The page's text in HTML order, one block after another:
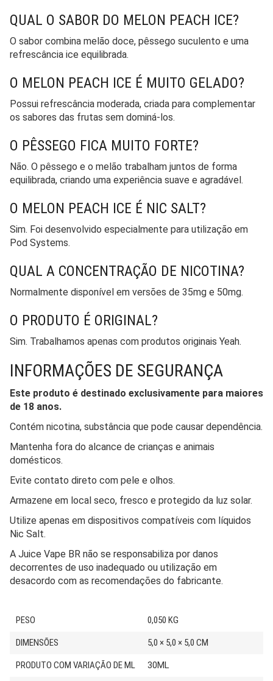
QUAL O SABOR DO MELON PEACH ICE?
O sabor combina melão doce, pêssego suculento e uma
refrescância ice equilibrada.
O MELON PEACH ICE É MUITO GELADO?
Possui refrescância moderada, criada para complementar
os sabores das frutas sem dominá-los.
O PÊSSEGO FICA MUITO FORTE?
Não. O pêssego e o melão trabalham juntos de forma
equilibrada, criando uma experiência suave e agradável.
O MELON PEACH ICE É NIC SALT?
Sim. Foi desenvolvido especialmente para utilização em
Pod Systems.
QUAL A CONCENTRAÇÃO DE NICOTINA?
Normalmente disponível em versões de 35mg e 50mg.
O PRODUTO É ORIGINAL?
Sim. Trabalhamos apenas com produtos originais Yeah.
INFORMAÇÕES DE SEGURANÇA
Este produto é destinado exclusivamente para maiores
de 18 anos.
Contém nicotina, substância que pode causar dependência.
Mantenha fora do alcance de crianças e animais
domésticos.
Evite contato direto com pele e olhos.
Armazene em local seco, fresco e protegido da luz solar.
Utilize apenas em dispositivos compatíveis com líquidos
Nic Salt.
A Juice Vape BR não se responsabiliza por danos
decorrentes de uso inadequado ou utilização em
desacordo com as recomendações do fabricante.
PESO 0,050 KG
DIMENSÕES 5,0 × 5,0 × 5,0 CM
PRODUTO COM VARIAÇÃO DE ML 30ML